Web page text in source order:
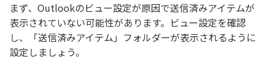
まず、Outlookのビュー設定が原因で送信済みアイテムが
表示されていない可能性があります。ビュー設定を確認
し、「送信済みアイテム」フォルダーが表示されるように
設定しましょう。